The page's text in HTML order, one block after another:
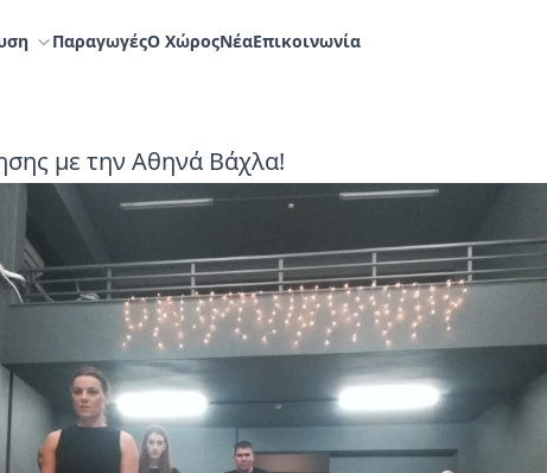
ΠαραγωγέςΟ ΧώροςNέαΕπικοινωνία
με την Αθηνά Βάχλα!